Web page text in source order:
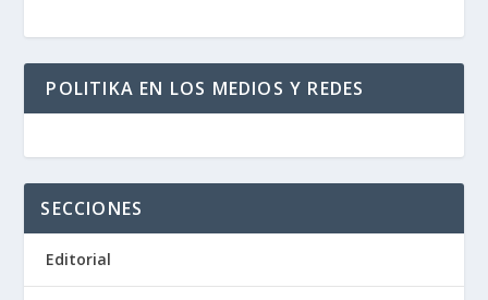
POLITIKA EN LOS MEDIOS Y REDES
SECCIONES
Editorial